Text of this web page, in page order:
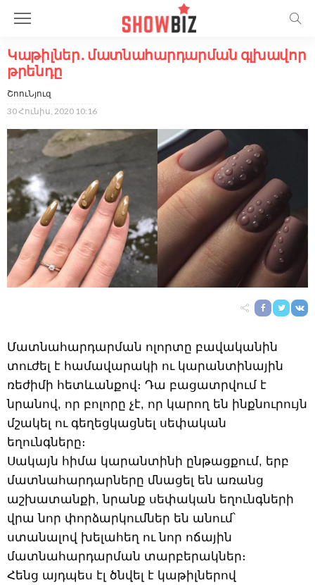
Կաթիլներ․ մատնահարդարման գլխավոր
թրենդը
ՇոուՆյուզ
30 Հունիս, 2020 10:16
Մատնահարդարման ոլորտը բավականին
տուժել է համավարակի ու կարանտինային
ռեժիմի հետևանքով։ Դա բացատրվում է
նրանով, որ բոլորը չէ, որ կարող են ինքնուրույն
մշակել ու գեղեցկացնել սեփական
եղունգները։
Սակայն հիմա կարանտինի ընթացքում, երբ
մատնահարդարները մնացել են առանց
աշխատանքի, նրանք սեփական եղունգների
վրա նոր փորձարկումներ են անում՝
ստանալով խելահեղ ու նոր ոճային
մատնահարդարման տարբերակներ։
Հենց այդպես էլ ծնվել է կաթիլներով